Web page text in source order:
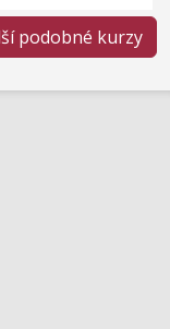
podobné kurzy